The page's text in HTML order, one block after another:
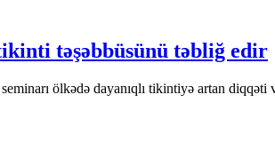
təşəbbüsünü təbliğ edir
ölkədə dayanıqlı tikintiyə artan